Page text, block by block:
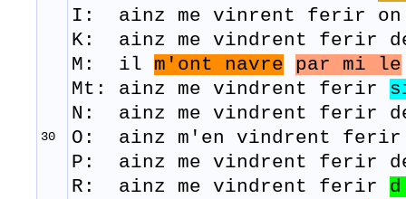
30
I: ainz me vinrent ferir
K: ainz me vindrent ferir
M: il m'ont navre
par mi le
Mt: ainz me vindrent ferir
N: ainz me vindrent ferir
O: ainz m'en vindrent
P: ainz me vindrent ferir
R: ainz me vindrent ferir